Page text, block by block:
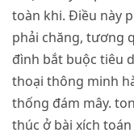
toàn khi. Điều này
phải chăng, tương
đình bắt buộc tiêu
thoại thông minh
thống đám mây.
thúc ở bài xích